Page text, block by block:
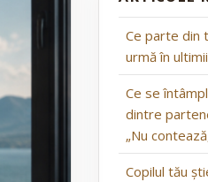
Ce parte din
urmă în
Ce se
dintre
„Nu
Copilul tău